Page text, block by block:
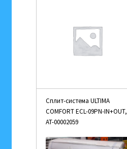
Сплит-система ULTIMA
COMFORT ECL-09PN-IN+OUT,
AT-00002059